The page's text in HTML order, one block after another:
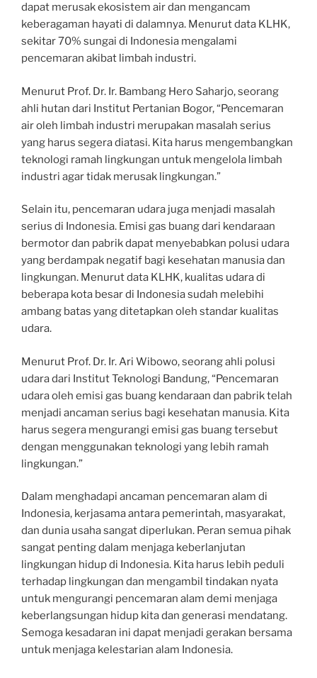
dapat merusak ekosistem air dan mengancam
keberagaman hayati di dalamnya. Menurut data KLHK,
sekitar 70% sungai di Indonesia mengalami
pencemaran akibat limbah industri.
Menurut Prof. Dr. Ir. Bambang Hero Saharjo, seorang
ahli hutan dari Institut Pertanian Bogor, “Pencemaran
air oleh limbah industri merupakan masalah serius
yang harus segera diatasi. Kita harus mengembangkan
teknologi ramah lingkungan untuk mengelola limbah
industri agar tidak merusak lingkungan.”
Selain itu, pencemaran udara juga menjadi masalah
serius di Indonesia. Emisi gas buang dari kendaraan
bermotor dan pabrik dapat menyebabkan polusi udara
yang berdampak negatif bagi kesehatan manusia dan
lingkungan. Menurut data KLHK, kualitas udara di
beberapa kota besar di Indonesia sudah melebihi
ambang batas yang ditetapkan oleh standar kualitas
udara.
Menurut Prof. Dr. Ir. Ari Wibowo, seorang ahli polusi
udara dari Institut Teknologi Bandung, “Pencemaran
udara oleh emisi gas buang kendaraan dan pabrik telah
menjadi ancaman serius bagi kesehatan manusia. Kita
harus segera mengurangi emisi gas buang tersebut
dengan menggunakan teknologi yang lebih ramah
lingkungan.”
Dalam menghadapi ancaman pencemaran alam di
Indonesia, kerjasama antara pemerintah, masyarakat,
dan dunia usaha sangat diperlukan. Peran semua pihak
sangat penting dalam menjaga keberlanjutan
lingkungan hidup di Indonesia. Kita harus lebih peduli
terhadap lingkungan dan mengambil tindakan nyata
untuk mengurangi pencemaran alam demi menjaga
keberlangsungan hidup kita dan generasi mendatang.
Semoga kesadaran ini dapat menjadi gerakan bersama
untuk menjaga kelestarian alam Indonesia.